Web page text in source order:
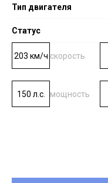
Тип двигателя
Статус
203 км/ч скорость
150 л.с. мощность